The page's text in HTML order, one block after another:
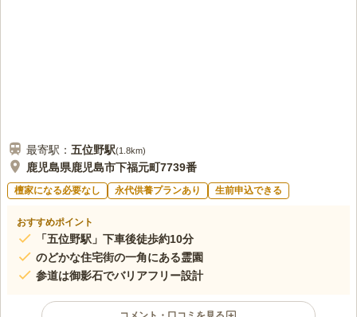
最寄駅： 五位野駅(1.8km)
鹿児島県鹿児島市下福元町7739番
檀家になる必要なし 永代供養プランあり 生前申込できる
おすすめポイント
「五位野駅」下車後徒歩約10分
のどかな住宅街の一角にある霊園
参道は御影石でバリアフリー設計